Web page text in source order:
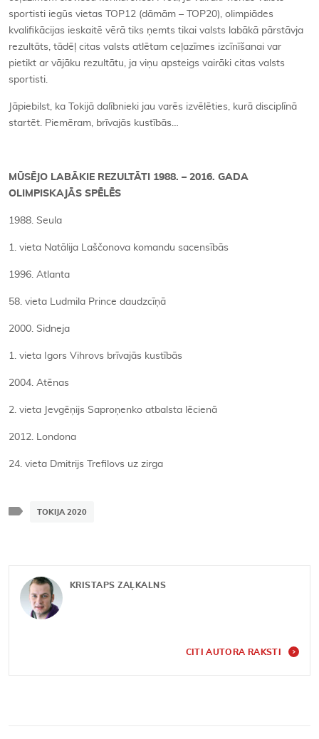
sportisti iegūs vietas TOP12 (dāmām – TOP20), olimpiādes
kvalifikācijas ieskaitē vērā tiks ņemts tikai valsts labākā pārstāvja
rezultāts, tādēļ citas valsts atlētam ceļazīmes izcīnīšanai var
pietikt ar vājāku rezultātu, ja viņu apsteigs vairāki citas valsts
sportisti.
Jāpiebilst, ka Tokijā dalībnieki jau varēs izvēlēties, kurā disciplīnā
startēt. Piemēram, brīvajās kustībās…
MŪSĒJO LABĀKIE REZULTĀTI 1988. – 2016. GADA
OLIMPISKAJĀS SPĒLĒS
1988. Seula
1. vieta Natālija Laščonova komandu sacensībās
1996. Atlanta
58. vieta Ludmila Prince daudzcīņā
2000. Sidneja
1. vieta Igors Vihrovs brīvajās kustībās
2004. Atēnas
2. vieta Jevgēņijs Saproņenko atbalsta lēcienā
2012. Londona
24. vieta Dmitrijs Trefilovs uz zirga
TOKIJA 2020
KRISTAPS ZAĻKALNS
CITI AUTORA RAKSTI